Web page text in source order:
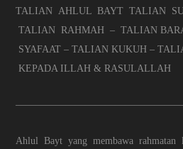
​TALIAN AHLUL BAYT TALIAN
TALIAN RAHMAH – TALIAN
SYAFAAT – TALIAN KUKUH –
KEPADA ILLAH & RASULALLAH
Ahlul Bayt yang membawa